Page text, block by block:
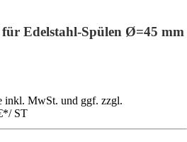
Edelstahl-Spülen Ø=45 mm
MwSt. und ggf. zzgl.
*/ ST